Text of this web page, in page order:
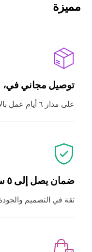
مميزة
توصيل مجاني في،
على مدار ٦ أيام عمل بالاسبوع.
ضمان يصل إلى ٥ سنوات*
ثقة في التصميم